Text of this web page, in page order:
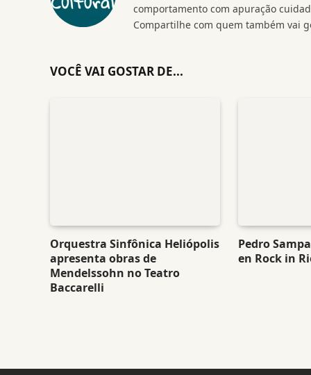
comportamento com apuração
Compartilhe com quem também vai
VOCÊ VAI GOSTAR DE...
Orquestra Sinfônica Heliópolis
apresenta obras de
Mendelssohn no Teatro
Baccarelli
Pedro
en Rock in